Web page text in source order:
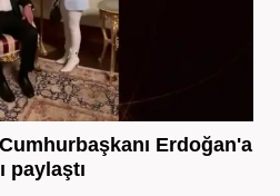
Cumhurbaşkanı Erdoğan'a
paylaştı